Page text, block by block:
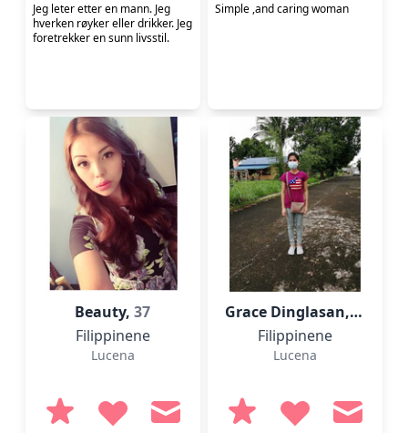
Jeg leter etter en mann. Jeg
hverken røyker eller drikker. Jeg
foretrekker en sunn livsstil.
Simple ,and caring woman
Beauty,37
Filippinene
Lucena
Grace Dinglasan,
28
Filippinene
Lucena